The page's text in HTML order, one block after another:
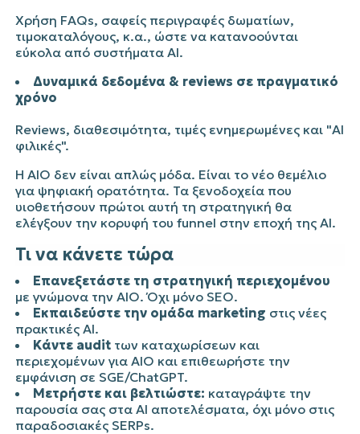
Χρήση FAQs, σαφείς περιγραφές δωματίων,
τιμοκαταλόγους, κ.α., ώστε να κατανοούνται
εύκολα από συστήματα AI.
Δυναμικά δεδομένα & reviews σε πραγματικό
χρόνο
Reviews, διαθεσιμότητα, τιμές ενημερωμένες και "AI
φιλικές".
Η AIO δεν είναι απλώς μόδα. Είναι το νέο θεμέλιο
για ψηφιακή ορατότητα. Τα ξενοδοχεία που
υιοθετήσουν πρώτοι αυτή τη στρατηγική θα
ελέγξουν την κορυφή του funnel στην εποχή της AI.
Τι να κάνετε τώρα
Επανεξετάστε τη στρατηγική περιεχομένου
με γνώμονα την AIO. Όχι μόνο SEO.
Εκπαιδεύστε την ομάδα marketing στις νέες
πρακτικές AI.
Κάντε auditτων καταχωρίσεων και
περιεχομένων για AIO και επιθεωρήστε την
εμφάνιση σε SGE/ChatGPT.
Μετρήστε και βελτιώστε: καταγράψτε την
παρουσία σας στα AI αποτελέσματα, όχι μόνο στις
παραδοσιακές SERPs.